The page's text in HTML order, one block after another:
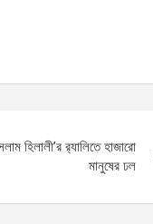
হিলালী’র র‍্যালিতে হাজারো
মানুষের ঢল